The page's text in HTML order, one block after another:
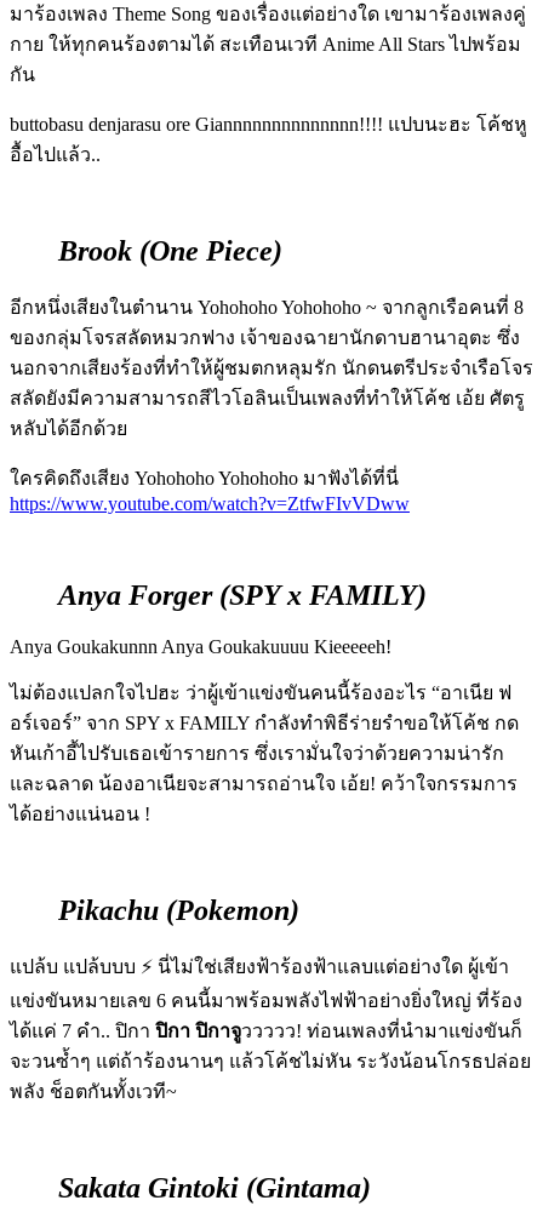
มาร้องเพลง Theme Song ของเรื่องแต่อย่างใด เขามาร้องเพลงคู่
กาย ให้ทุกคนร้องตามได้ สะเทือนเวที Anime All Stars ไปพร้อม
กัน
buttobasu denjarasu ore Giannnnnnnnnnnnnn!!!! แปบนะฮะ โค้ชหู
อื้อไปแล้ว..
Brook (One Piece)
อีกหนึ่งเสียงในตำนาน Yohohoho Yohohoho ~ จากลูกเรือคนที่ 8
ของกลุ่มโจรสลัดหมวกฟาง เจ้าของฉายานักดาบฮานาอุตะ ซึ่ง
นอกจากเสียงร้องที่ทำให้ผู้ชมตกหลุมรัก นักดนตรีประจำเรือโจร
สลัดยังมีความสามารถสีไวโอลินเป็นเพลงที่ทำให้โค้ช เอ้ย ศัตรู
หลับได้อีกด้วย
ใครคิดถึงเสียง Yohohoho Yohohoho มาฟังได้ที่นี่
https://www.youtube.com/watch?v=ZtfwFIvVDww
Anya Forger (SPY x FAMILY)
Anya Goukakunnn Anya Goukakuuuu Kieeeeeh!
ไม่ต้องแปลกใจไปฮะ ว่าผู้เข้าแข่งขันคนนี้ร้องอะไร “อาเนีย ฟ
อร์เจอร์” จาก SPY x FAMILY กำลังทำพิธีร่ายรำขอให้โค้ช กด
หันเก้าอี้ไปรับเธอเข้ารายการ ซึ่งเรามั่นใจว่าด้วยความน่ารัก
และฉลาด น้องอาเนียจะสามารถอ่านใจ เอ้ย! คว้าใจกรรมการ
ได้อย่างแน่นอน !
Pikachu (Pokemon)
แปล้บ แปล้บบบ ⚡️ นี่ไม่ใช่เสียงฟ้าร้องฟ้าแลบแต่อย่างใด ผู้เข้า
แข่งขันหมายเลข 6 คนนี้มาพร้อมพลังไฟฟ้าอย่างยิ่งใหญ่ ที่ร้อง
ได้แค่ 7 คำ.. ปิกา ปิกา ปิกาจูววววว! ท่อนเพลงที่นำมาแข่งขันก็
จะวนซ้ำๆ แต่ถ้าร้องนานๆ แล้วโค้ชไม่หัน ระวังน้อนโกรธปล่อย
พลัง ช็อตกันทั้งเวที~
Sakata Gintoki (Gintama)